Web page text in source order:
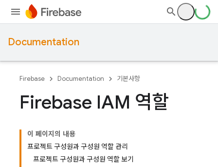
Documentation
Firebase Documentation 기본사항
Firebase IAM 역할
이 페이지의 내용
프로젝트 구성원과 구성원 역할 관리
프로젝트 구성원과 구성원 역할 보기